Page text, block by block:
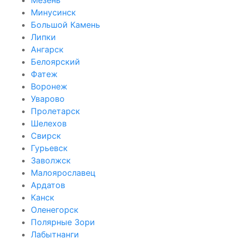
Минусинск
Большой Камень
Липки
Ангарск
Белоярский
Фатеж
Воронеж
Уварово
Пролетарск
Шелехов
Свирск
Гурьевск
Заволжск
Малоярославец
Ардатов
Канск
Оленегорск
Полярные Зори
Лабытнанги